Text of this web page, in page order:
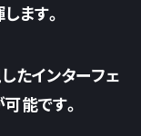
ます。
たインターフェ
能です。